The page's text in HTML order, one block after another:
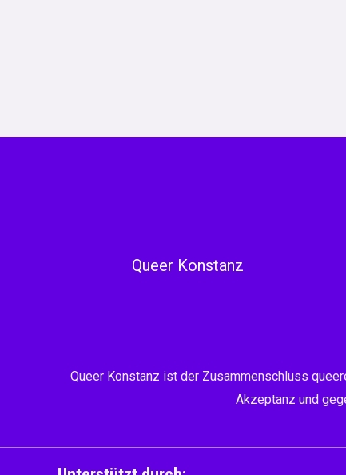
Queer Konstanz
Queer Konstanz ist der Zusammenschluss
Akzeptanz und